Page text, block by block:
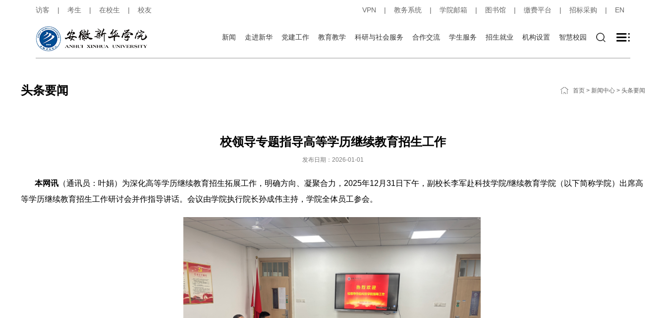
访客 | 考生 | 在校生 | 校友 VPN | 教务系统 | 学院邮箱 | 图书馆 | 缴费平台 | 招标采购 | EN
新闻 走进新华 党建工作 教育教学 科研与社会服务 合作交流 学生服务 招生就业 机构设置 智慧校园
头条要闻 首页 > 新闻中心 > 头条要闻
校领导专题指导高等学历继续教育招生工作
发布日期：2026-01-01
本网讯 （通讯员：叶娟）为深化高等学历继续教育招生拓展工作，明确方向、凝聚合力，2025年12月31日下午，副校长李军赴科技学院/继续教育学院（以下简称学院）出席高
等学历继续教育招生工作研讨会并作指导讲话。会议由学院执行院长孙成伟主持，学院全体员工参会。